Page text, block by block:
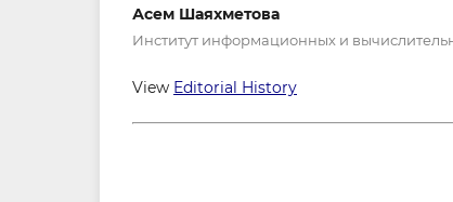
Асем Шаяхметова
Институт информационных и
View Editorial History